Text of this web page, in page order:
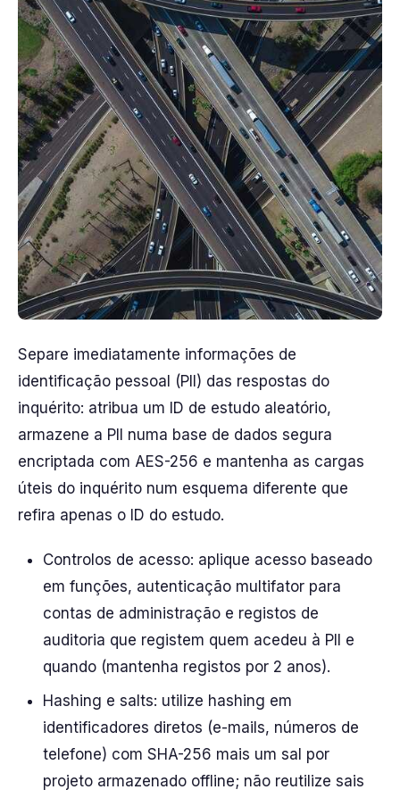
Separe imediatamente informações de
identificação pessoal (PII) das respostas do
inquérito: atribua um ID de estudo aleatório,
armazene a PII numa base de dados segura
encriptada com AES-256 e mantenha as cargas
úteis do inquérito num esquema diferente que
refira apenas o ID do estudo.
Controlos de acesso: aplique acesso baseado
em funções, autenticação multifator para
contas de administração e registos de
auditoria que registem quem acedeu à PII e
quando (mantenha registos por 2 anos).
Hashing e salts: utilize hashing em
identificadores diretos (e-mails, números de
telefone) com SHA-256 mais um sal por
projeto armazenado offline; não reutilize sais